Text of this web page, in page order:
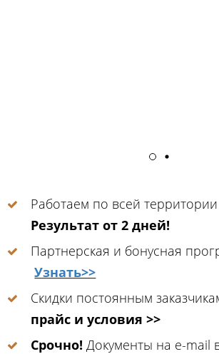
Работаем по всей
Результат от 2 дней!
Партнерская и бонусная
Узнать>>
Скидки постоянным
прайс и условия >>
Срочно! Документы на e-mail